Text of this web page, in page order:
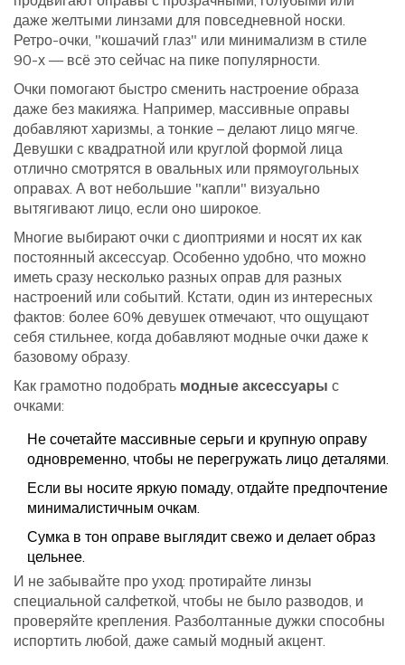
даже желтыми линзами для повседневной носки.
Ретро-очки, "кошачий глаз" или минимализм в стиле
90-х — всё это сейчас на пике популярности.
Очки помогают быстро сменить настроение образа
даже без макияжа. Например, массивные оправы
добавляют харизмы, а тонкие – делают лицо мягче.
Девушки с квадратной или круглой формой лица
отлично смотрятся в овальных или прямоугольных
оправах. А вот небольшие "капли" визуально
вытягивают лицо, если оно широкое.
Многие выбирают очки с диоптриями и носят их как
постоянный аксессуар. Особенно удобно, что можно
иметь сразу несколько разных оправ для разных
настроений или событий. Кстати, один из интересных
фактов: более 60% девушек отмечают, что ощущают
себя стильнее, когда добавляют модные очки даже к
базовому образу.
Как грамотно подобрать модные аксессуары с
очками:
Не сочетайте массивные серьги и крупную оправу
одновременно, чтобы не перегружать лицо деталями.
Если вы носите яркую помаду, отдайте предпочтение
минималистичным очкам.
Сумка в тон оправе выглядит свежо и делает образ
цельнее.
И не забывайте про уход: протирайте линзы
специальной салфеткой, чтобы не было разводов, и
проверяйте крепления. Разболтанные дужки способны
испортить любой, даже самый модный акцент.